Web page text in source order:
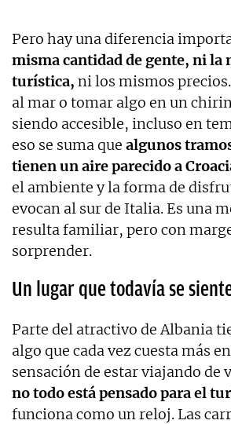
Pero hay una diferencia
misma cantidad de gente, ni la
turística, ni los mismos
al mar o tomar algo en un
siendo accesible, incluso en
eso se suma que algunos
tienen un aire parecido a
el ambiente y la forma de
evocan al sur de Italia. Es una
resulta familiar, pero con
sorprender.
Un lugar que todavía se
Parte del atractivo de Albania
algo que cada vez cuesta más
sensación de estar viajando de
no todo está pensado para el
funciona como un reloj. Las